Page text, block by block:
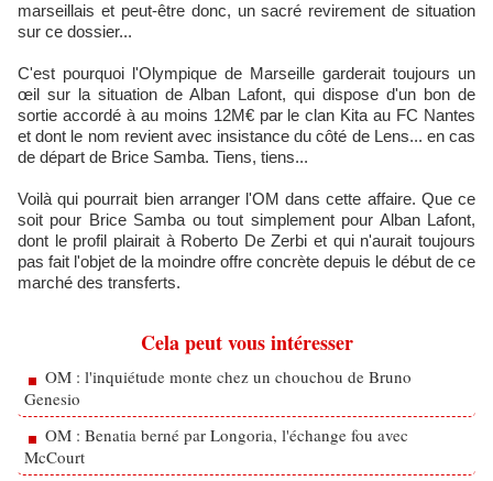
marseillais et peut-être donc, un sacré revirement de situation
sur ce dossier...
C'est pourquoi l'Olympique de Marseille garderait toujours un
œil sur la situation de Alban Lafont, qui dispose d'un bon de
sortie accordé à au moins 12M€ par le clan Kita au FC Nantes
et dont le nom revient avec insistance du côté de Lens... en cas
de départ de Brice Samba. Tiens, tiens...
Voilà qui pourrait bien arranger l'OM dans cette affaire. Que ce
soit pour Brice Samba ou tout simplement pour Alban Lafont,
dont le profil plairait à Roberto De Zerbi et qui n'aurait toujours
pas fait l'objet de la moindre offre concrète depuis le début de ce
marché des transferts.
Cela peut vous intéresser
OM : l'inquiétude monte chez un chouchou de Bruno
Genesio
OM : Benatia berné par Longoria, l'échange fou avec
McCourt